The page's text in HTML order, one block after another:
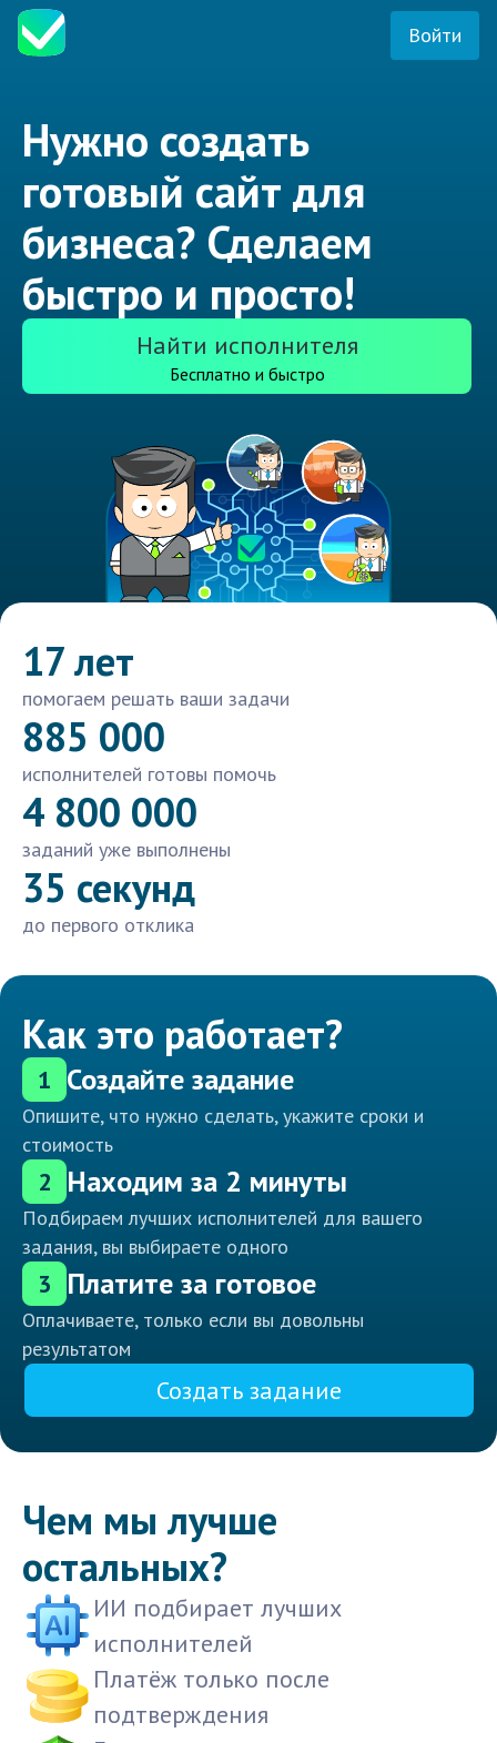
Войти
Нужно создать
готовый сайт для
бизнеса? Сделаем
быстро и просто!
Найти исполнителя
Бесплатно и быстро
17 лет
помогаем решать ваши задачи
885 000
исполнителей готовы помочь
4 800 000
заданий уже выполнены
35 секунд
до первого отклика
Как это работает?
1 Создайте задание
Опишите, что нужно сделать, укажите сроки и
стоимость
2 Находим за 2 минуты
Подбираем лучших исполнителей для вашего
задания, вы выбираете одного
3 Платите за готовое
Оплачиваете, только если вы довольны
результатом
Создать задание
Чем мы лучше
остальных?
ИИ подбирает лучших
исполнителей
Платёж только после
подтверждения